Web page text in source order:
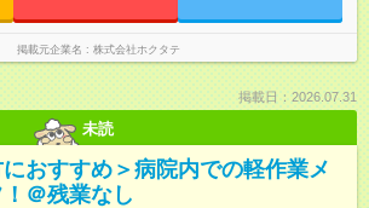
掲載元企業名 株式会社ホクタテ
掲載日：2026.07.31
未読
おすすめ＞病院内での軽作業メ
＠残業なし